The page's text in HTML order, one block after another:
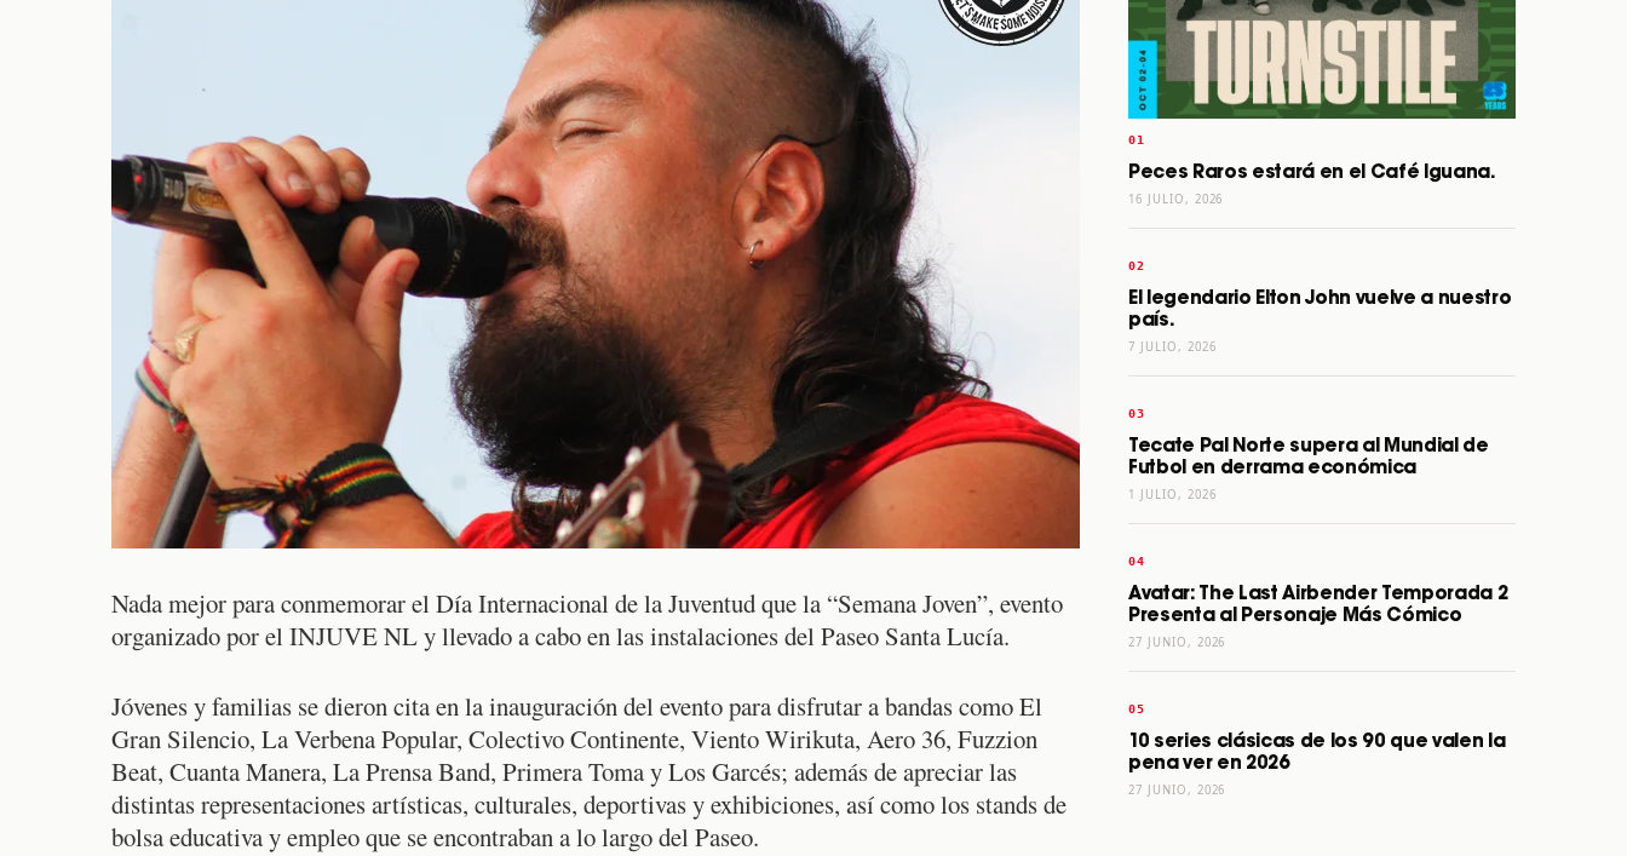
Nada mejor para conmemorar el Día Internacional de la Juventud que la “Semana Joven”, evento
organizado por el INJUVE NL y llevado a cabo en las instalaciones del Paseo Santa Lucía.
Jóvenes y familias se dieron cita en la inauguración del evento para disfrutar a bandas como El
Gran Silencio, La Verbena Popular, Colectivo Continente, Viento Wirikuta, Aero 36, Fuzzion
Beat, Cuanta Manera, La Prensa Band, Primera Toma y Los Garcés; además de apreciar las
distintas representaciones artísticas, culturales, deportivas y exhibiciones, así como los stands de
bolsa educativa y empleo que se encontraban a lo largo del Paseo.
Peces Raros estará en el Café Iguana.
16 JULIO, 2026
El legendario Elton John vuelve a nuestro
país.
7 JULIO, 2026
Tecate Pal Norte supera al Mundial de
Futbol en derrama económica
1 JULIO, 2026
Avatar: The Last Airbender Temporada 2
Presenta al Personaje Más Cómico
27 JUNIO, 2026
10 series clásicas de los 90 que valen la
pena ver en 2026
27 JUNIO, 2026